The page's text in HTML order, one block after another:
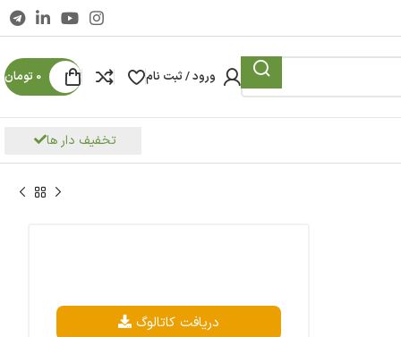
ورود / ثبت نام 0 تومان
تخفیف دار ها
دریافت کاتالوگ